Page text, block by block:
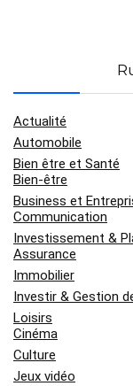
Actualité
Automobile
Bien être et Santé
Bien-être
Business et
Communication
Investissement &
Assurance
Immobilier
Investir & Gestion
Loisirs
Cinéma
Culture
Jeux vidéo